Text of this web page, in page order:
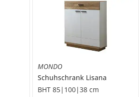
MONDO
Schuhschrank Lisana
BHT 85|100|38 cm